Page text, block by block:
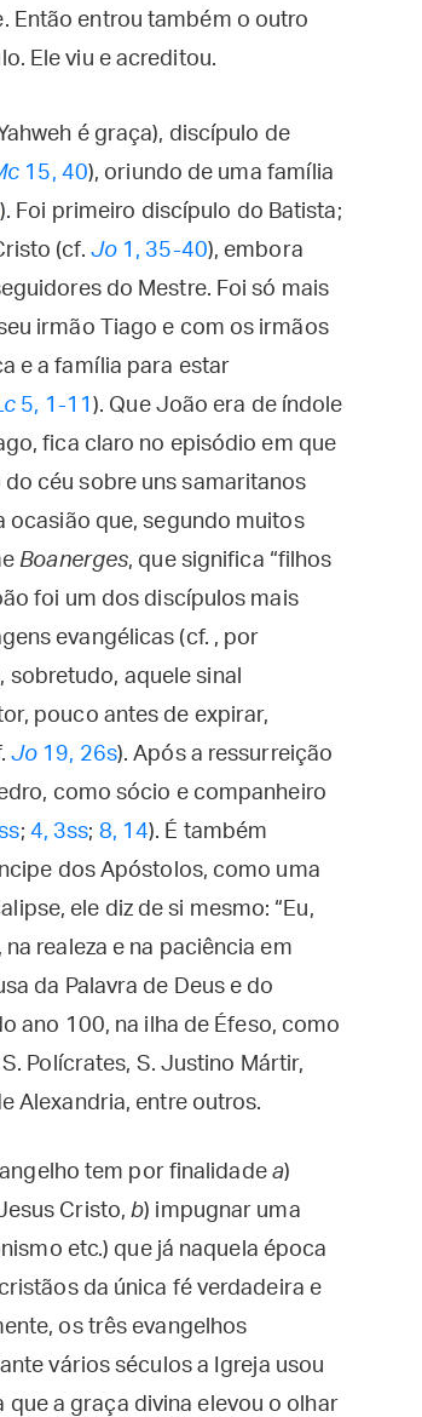
Então entrou também o outro
Ele viu e acreditou.
é graça), discípulo de
15, 40), oriundo de uma família
). Foi primeiro discípulo do Batista;
(cf. Jo1, 35-40), embora
do Mestre. Foi só mais
irmão Tiago e com os irmãos
e a família para estar
5, 1-11 ). Que João era de índole
fica claro no episódio em que
céu sobre uns samaritanos
ocasião que, segundo muitos
Boanerges, que significa “filhos
foi um dos discípulos mais
evangélicas (cf. , por
sobretudo, aquele sinal
pouco antes de expirar,
Jo 19, 26s). Após a ressurreição
como sócio e companheiro
; 4, 3ss; 8, 14). É também
dos Apóstolos, como uma
ele diz de si mesmo: “Eu,
rea­leza e na paciência em
da Palavra de Deus e do
ano 100, na ilha de Éfeso, como
Polícrates, S. Justino Mártir,
Alexandria, entre outros.
tem por finalidade a)
Cristo,b) impugnar uma
etc.) que já naquela época
da única fé verdadeira e
os três evangelhos
vários séculos a Igreja usou
que a graça divina elevou o olhar